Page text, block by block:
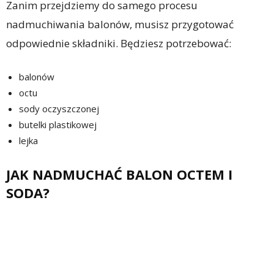
Zanim przejdziemy do samego procesu
nadmuchiwania balonów, musisz przygotować
odpowiednie składniki. Będziesz potrzebować:
balonów
octu
sody oczyszczonej
butelki plastikowej
lejka
JAK NADMUCHAĆ BALON OCTEM I
SODA?